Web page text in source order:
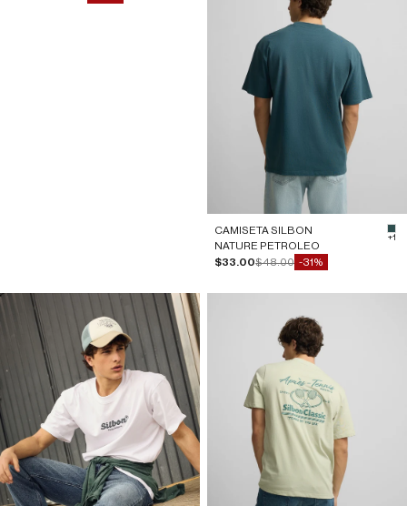
CAMISETA SILBON
NATURE PETROLEO
Precio de oferta
$33.00Precio normal
$48.00 -31%
+1